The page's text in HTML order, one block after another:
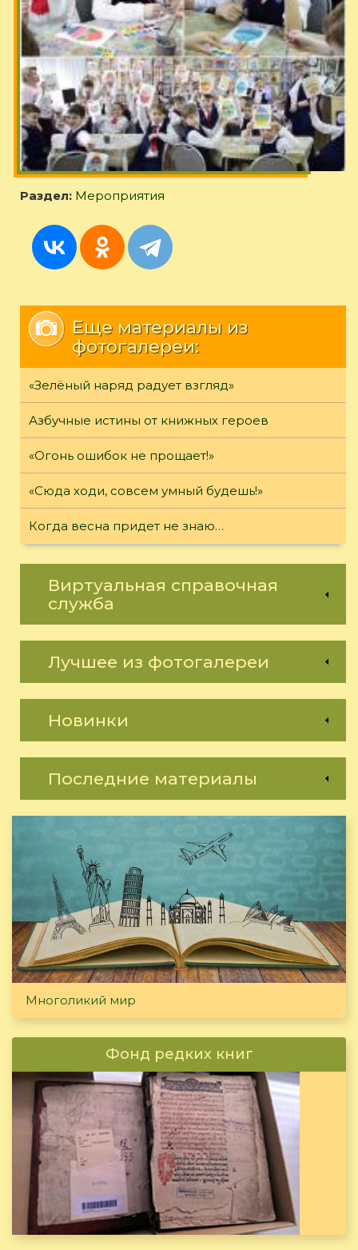
Раздел: Мероприятия
Еще материалы из
фотогалереи:
«Зелёный наряд радует взгляд»
Азбучные истины от книжных героев
«Огонь ошибок не прощает!»
«Сюда ходи, совсем умный будешь!»
Когда весна придет не знаю…
Виртуальная справочная
служба
Лучшее из фотогалереи
Новинки
Последние материалы
Многоликий мир
Фонд редких книг